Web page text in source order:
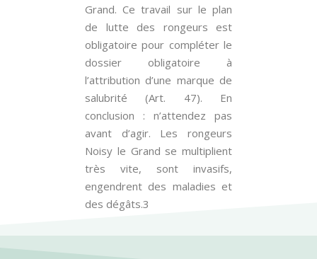
Grand. Ce travail sur le plan
de lutte des rongeurs est
obligatoire pour compléter le
dossier obligatoire à
l’attribution d’une marque de
salubrité (Art. 47). En
conclusion : n’attendez pas
avant d’agir. Les rongeurs
Noisy le Grand se multiplient
très vite, sont invasifs,
engendrent des maladies et
des dégâts.3